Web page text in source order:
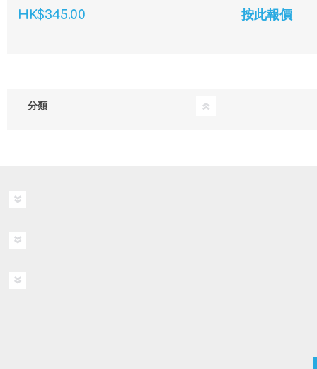
HK$345.00 按此報價
分類